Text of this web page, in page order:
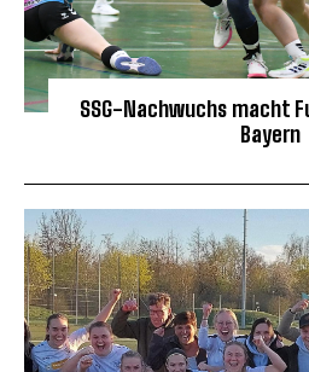
SSG-Nachwuchs macht
Bayern